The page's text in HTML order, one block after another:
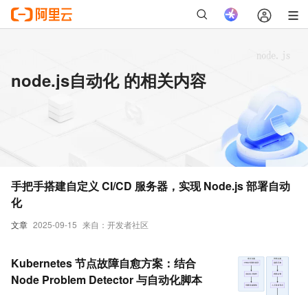
node.js自动化 的相关内容
文章 2025-09-15 来自：开发者社区
手把手搭建自定义 CI/CD 服务器，实现 Node.js 部署自动
化
Kubernetes 节点故障自愈方案：结合
Node Problem Detector 与自动化脚本